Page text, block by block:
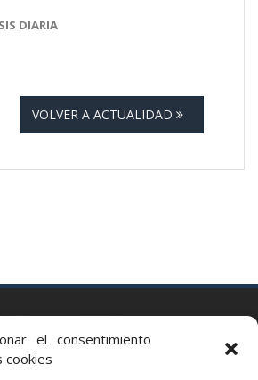
el consentimiento
cookies
DIARIA
VOLVER A ACTUALIDAD
2 bis, 3º, 08006 Barcelona